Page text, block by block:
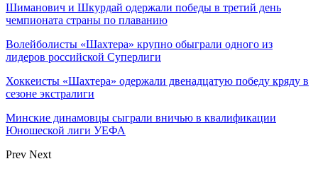
Шиманович и Шкурдай одержали победы в третий день
чемпионата страны по плаванию
Волейболисты «Шахтера» крупно обыграли одного из
лидеров российской Суперлиги
Хоккеисты «Шахтера» одержали двенадцатую победу кряду в
сезоне экстралиги
Минские динамовцы сыграли вничью в квалификации
Юношеской лиги УЕФА
Prev Next